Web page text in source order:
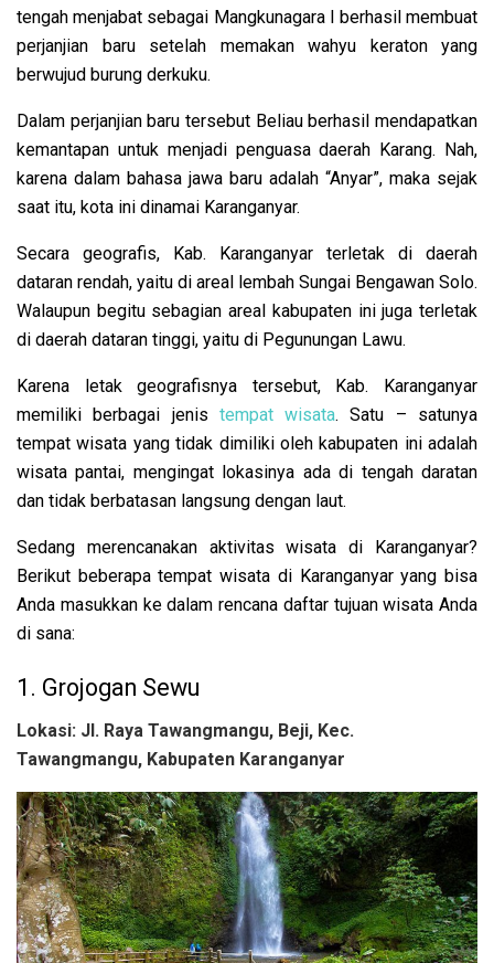
tengah menjabat sebagai Mangkunagara I berhasil membuat
perjanjian baru setelah memakan wahyu keraton yang
berwujud burung derkuku.
Dalam perjanjian baru tersebut Beliau berhasil mendapatkan
kemantapan untuk menjadi penguasa daerah Karang. Nah,
karena dalam bahasa jawa baru adalah “Anyar”, maka sejak
saat itu, kota ini dinamai Karanganyar.
Secara geografis, Kab. Karanganyar terletak di daerah
dataran rendah, yaitu di areal lembah Sungai Bengawan Solo.
Walaupun begitu sebagian areal kabupaten ini juga terletak
di daerah dataran tinggi, yaitu di Pegunungan Lawu.
Karena letak geografisnya tersebut, Kab. Karanganyar
memiliki berbagai jenis tempat wisata. Satu – satunya
tempat wisata yang tidak dimiliki oleh kabupaten ini adalah
wisata pantai, mengingat lokasinya ada di tengah daratan
dan tidak berbatasan langsung dengan laut.
Sedang merencanakan aktivitas wisata di Karanganyar?
Berikut beberapa tempat wisata di Karanganyar yang bisa
Anda masukkan ke dalam rencana daftar tujuan wisata Anda
di sana:
1. Grojogan Sewu
Lokasi: Jl. Raya Tawangmangu, Beji, Kec.
Tawangmangu, Kabupaten Karanganyar